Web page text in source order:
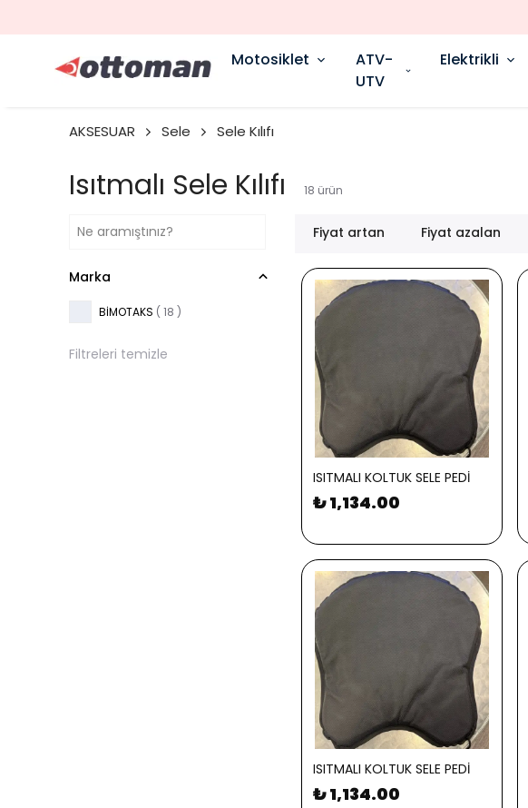
Motosiklet
ATV-
UTV
Elektrikli
AKSESUAR Sele Sele Kılıfı
Isıtmalı Sele Kılıfı 18 ürün
Fiyat artan Fiyat azalan
Marka
BİMOTAKS ( 18 )
Filtreleri temizle
ISITMALI KOLTUK SELE PEDİ
₺ 1,134.00
ISITMALI KOLTUK SELE PEDİ
₺ 1,134.00